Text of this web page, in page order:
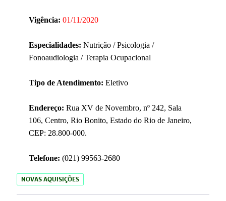
Vigência: 01/11/2020
Especialidades: Nutrição / Psicologia /
Fonoaudiologia / Terapia Ocupacional
Tipo de Atendimento: Eletivo
Endereço: Rua XV de Novembro, nº 242, Sala
106, Centro, Rio Bonito, Estado do Rio de Janeiro,
CEP: 28.800-000.
Telefone: (021) 99563-2680
NOVAS AQUISIÇÕES